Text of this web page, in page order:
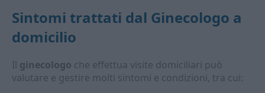
Sintomi trattati dal Ginecologo a
domicilio
Il ginecologo che effettua visite domiciliari può
valutare e gestire molti sintomi e condizioni, tra cui: